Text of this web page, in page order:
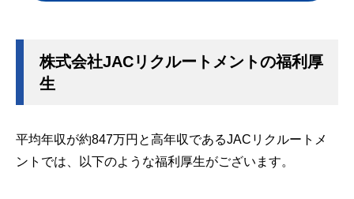
株式会社JACリクルートメントの福利厚
生
平均年収が約847万円と高年収であるJACリクルートメ
ントでは、以下のような福利厚生がございます。